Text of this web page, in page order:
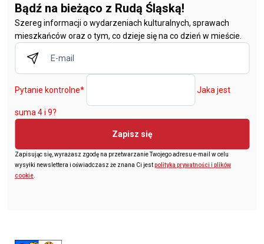
Bądź na bieżąco z Rudą Śląską!
Szereg informacji o wydarzeniach kulturalnych, sprawach
mieszkańców oraz o tym, co dzieje się na co dzień w mieście.
Pytanie kontrolne* Jaka jest
suma 4 i 9?
Zapisz się
Zapisując się, wyrażasz zgodę na przetwarzanie Twojego adresu e-mail w celu
wysyłki newslettera i oświadczasz że znana Ci jestpolityka prywatności i plików
cookie